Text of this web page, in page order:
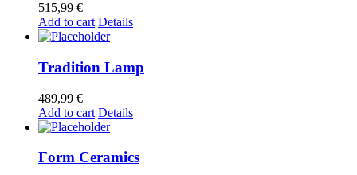
515,99 €
Add to cart Details
Tradition Lamp
489,99 €
Add to cart Details
Form Ceramics